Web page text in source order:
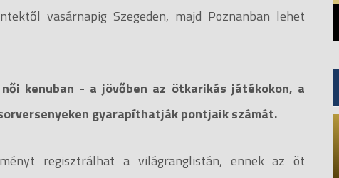
vasárnapig Szegeden, majd Poznanban lehet
kenuban - a jövőben az ötkarikás játékokon, a
gyarapíthatják pontjaik számát.
regisztrálhat a világranglistán, ennek az öt